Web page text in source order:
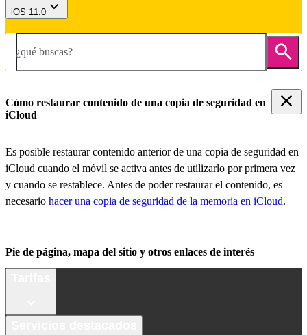
iOS 11.0
¿qué buscas?
Cómo restaurar contenido de una copia de seguridad en
iCloud
Es posible restaurar contenido anterior de una copia de seguridad en
iCloud cuando el móvil se activa antes de utilizarlo por primera vez
y cuando se restablece. Antes de poder restaurar el contenido, es
necesario hacer una copia de seguridad de la memoria en iCloud.
Pie de página, mapa del sitio y otros enlaces de interés